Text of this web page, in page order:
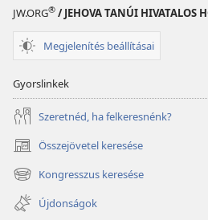
JW.ORG® / JEHOVA TANÚI HIVATALOS
Megjelenítés beállításai
Gyorslinkek
Szeretnéd, ha felkeresnénk?
Összejövetel keresése
(opens
new
window)
Kongresszus keresése
(opens
new
window)
Újdonságok